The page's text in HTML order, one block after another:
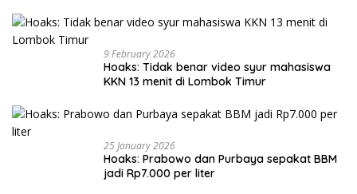
9 February 2026
Hoaks: Tidak benar video syur mahasiswa
KKN 13 menit di Lombok Timur
25 January 2026
Hoaks: Prabowo dan Purbaya sepakat BBM
jadi Rp7.000 per liter